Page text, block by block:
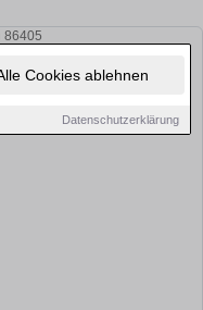
Cookies ablehnen
Datenschutzerklärung